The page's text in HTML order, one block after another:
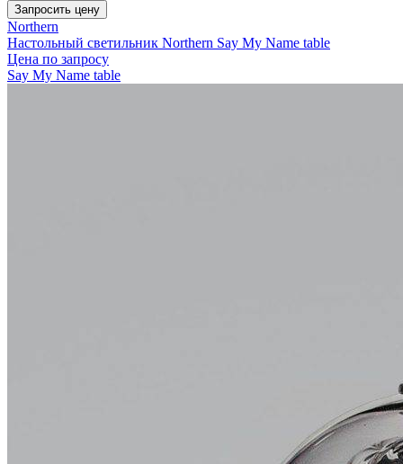
Запросить цену
Northern
Настольный светильник Northern Say My Name table
Цена по запросу
Say My Name table